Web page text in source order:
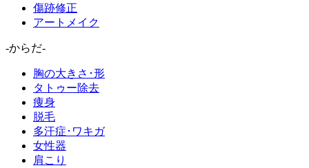
傷跡修正
アートメイク
-からだ-
胸の大きさ･形
タトゥー除去
痩身
脱毛
多汗症･ワキガ
女性器
肩こり